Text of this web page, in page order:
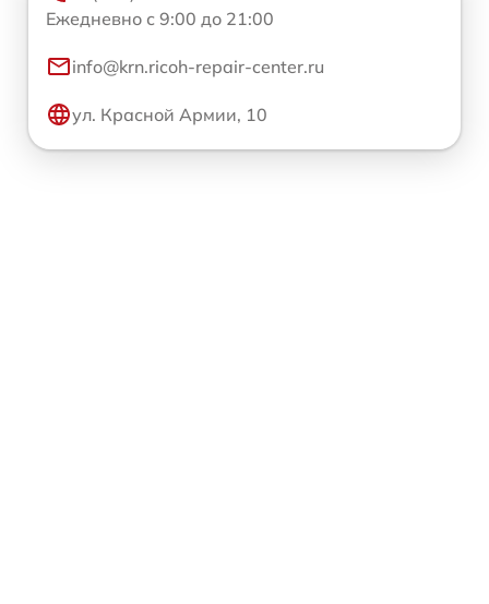
Ежедневно с 9:00 до 21:00
info@krn.ricoh-repair-center.ru
ул. Красной Армии, 10